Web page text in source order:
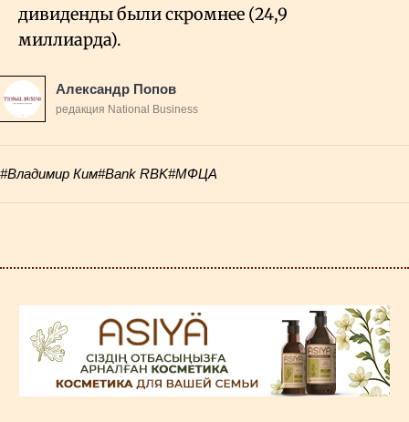
дивиденды были скромнее (24,9
миллиарда).
Александр Попов
редакция National Business
#Владимир Ким#Bank RBK#МФЦА